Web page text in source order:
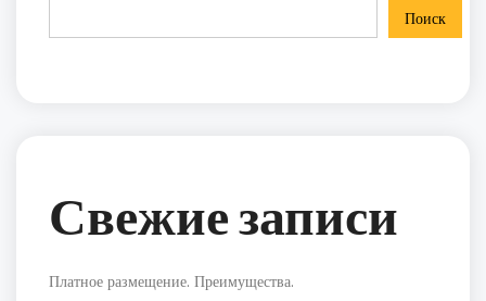
Поиск
Свежие записи
Платное размещение. Преимущества.